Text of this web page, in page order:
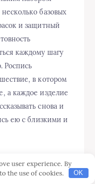
базовых
и защитный
каждому шагу
Роспись
в котором
а каждое изделие
снова и
ею с близкими и
user experience. By
the use of cookies.
OK